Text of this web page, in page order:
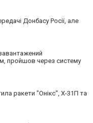
Донбасу Росії, але
пройшов через систему
ракети "Онікс", Х-31П та